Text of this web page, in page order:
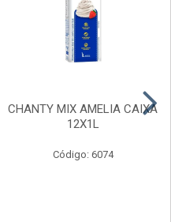
CHANTY MIX AMELIA CAIXA
12X1L
Código: 6074